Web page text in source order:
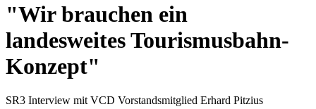
"Wir brauchen ein
landesweites Tourismusbahn-
Konzept"
SR3 Interview mit VCD Vorstandsmitglied Erhard Pitzius